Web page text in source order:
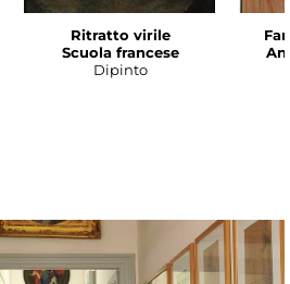
Ritratto virile
Scuola francese
Dipinto